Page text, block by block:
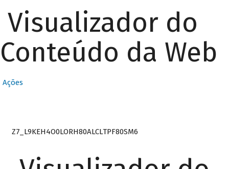
Visualizador do
Conteúdo da Web
Ações
Z7_L9KEH4O0LORH80ALCLTPF80SM6